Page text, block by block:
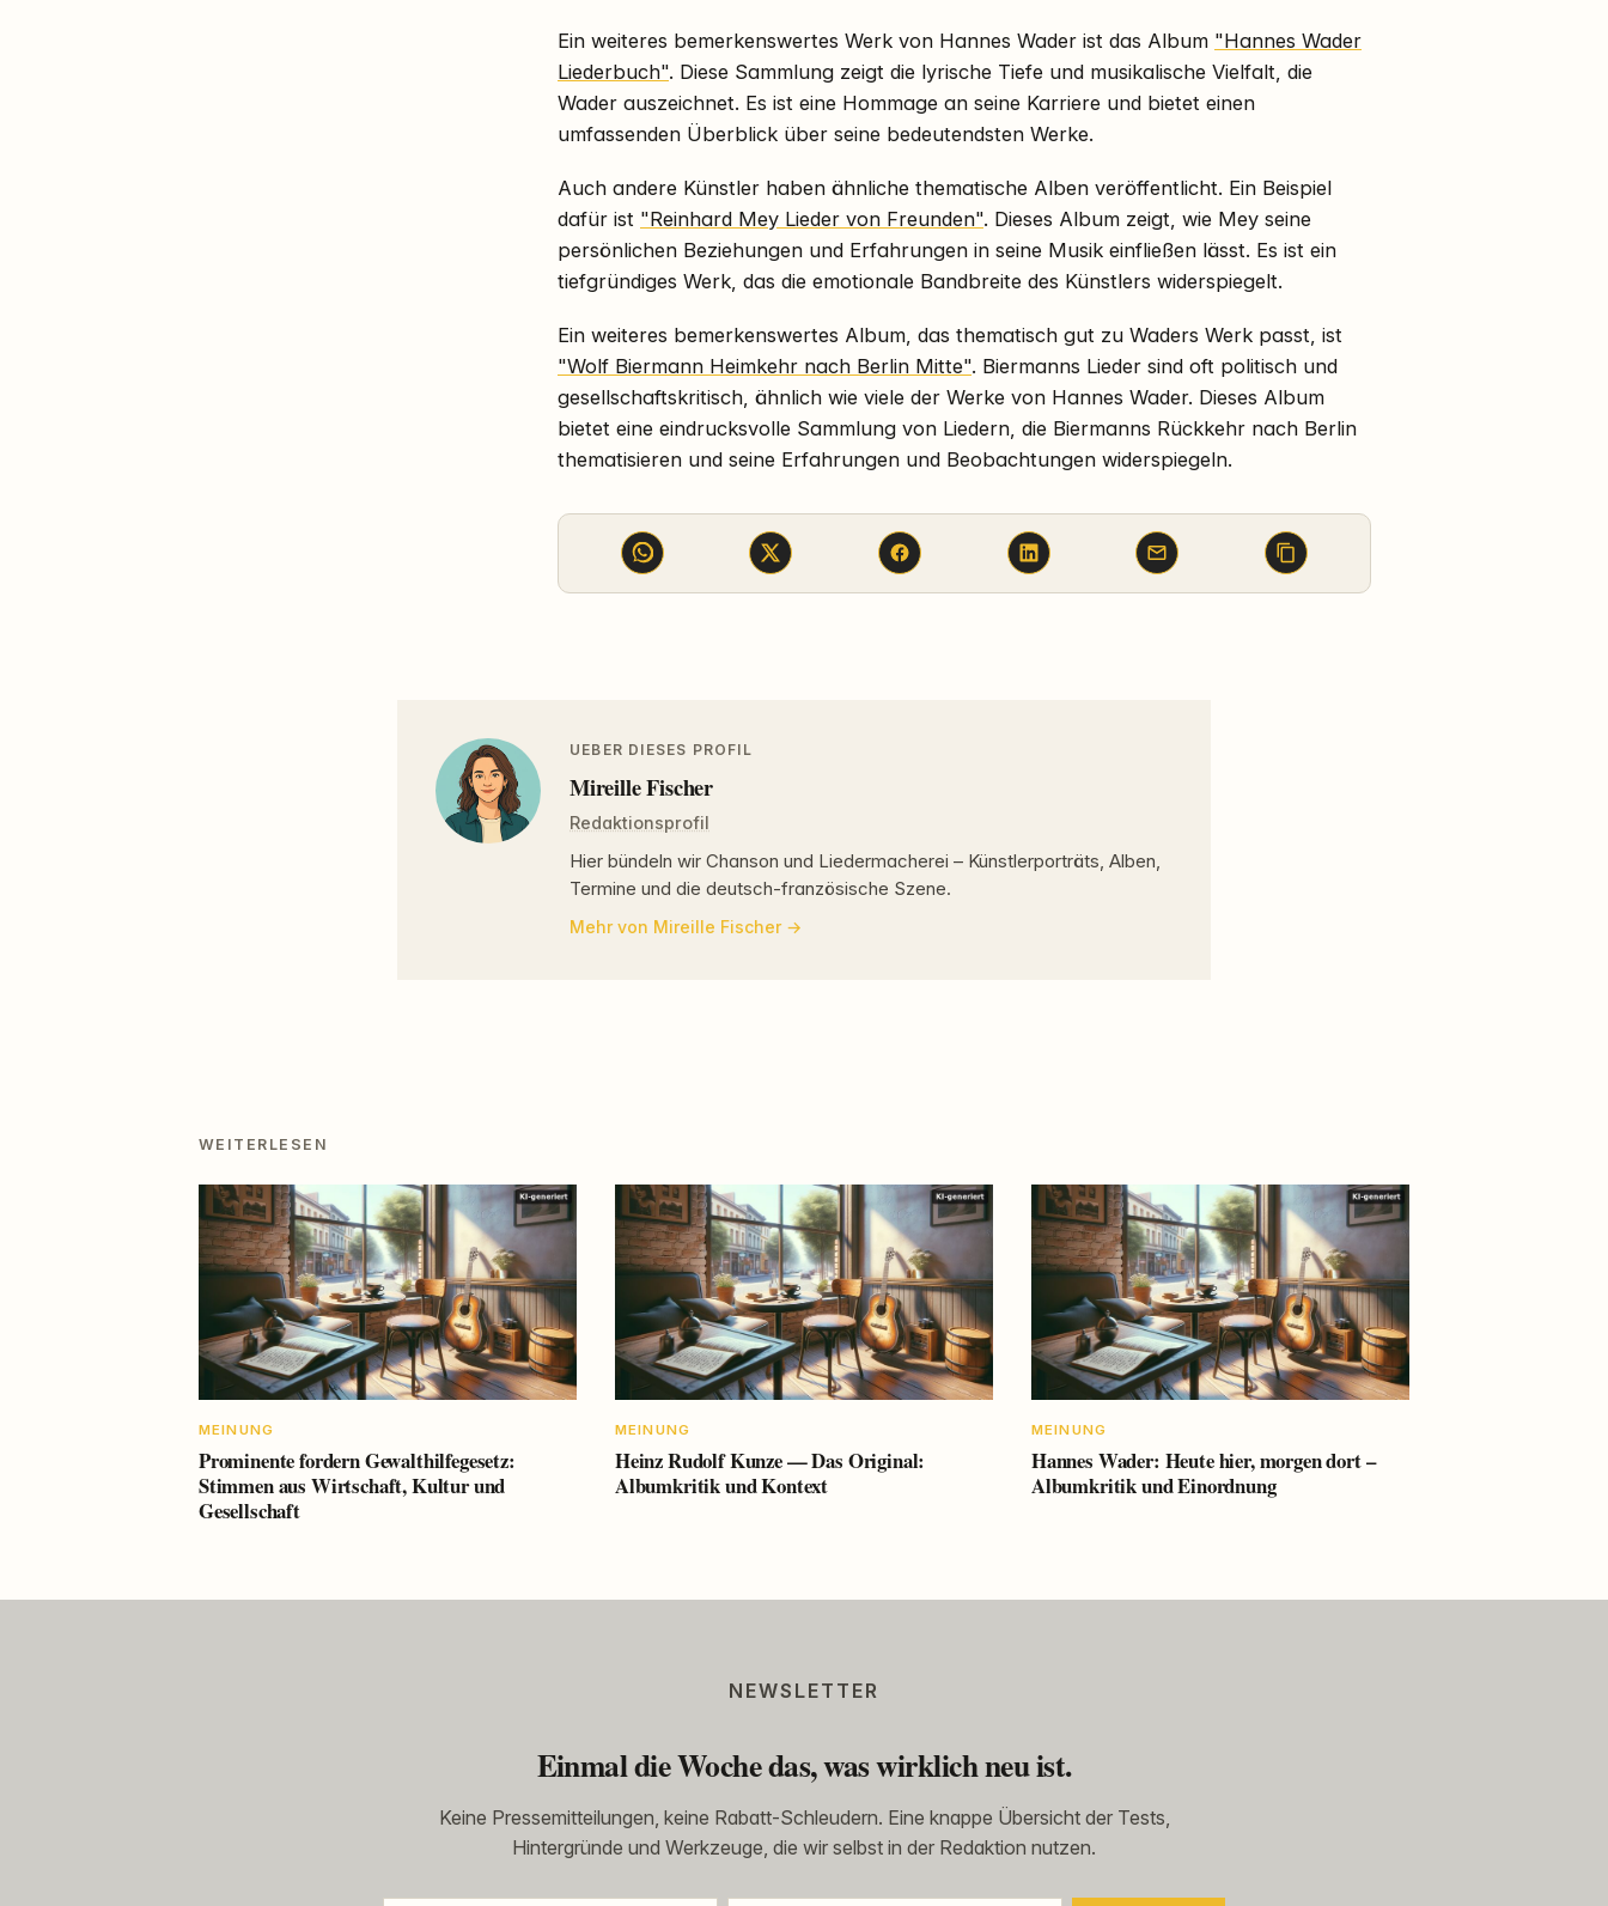
Ein weiteres bemerkenswertes Werk von Hannes Wader ist das Album "Hannes Wader
Liederbuch". Diese Sammlung zeigt die lyrische Tiefe und musikalische Vielfalt, die
Wader auszeichnet. Es ist eine Hommage an seine Karriere und bietet einen
umfassenden Überblick über seine bedeutendsten Werke.
Auch andere Künstler haben ähnliche thematische Alben veröffentlicht. Ein Beispiel
dafür ist "Reinhard Mey Lieder von Freunden". Dieses Album zeigt, wie Mey seine
persönlichen Beziehungen und Erfahrungen in seine Musik einfließen lässt. Es ist ein
tiefgründiges Werk, das die emotionale Bandbreite des Künstlers widerspiegelt.
Ein weiteres bemerkenswertes Album, das thematisch gut zu Waders Werk passt, ist
"Wolf Biermann Heimkehr nach Berlin Mitte". Biermanns Lieder sind oft politisch und
gesellschaftskritisch, ähnlich wie viele der Werke von Hannes Wader. Dieses Album
bietet eine eindrucksvolle Sammlung von Liedern, die Biermanns Rückkehr nach Berlin
thematisieren und seine Erfahrungen und Beobachtungen widerspiegeln.
UEBER DIESES PROFIL
Mireille Fischer
Redaktionsprofil
Hier bündeln wir Chanson und Liedermacherei – Künstlerporträts, Alben,
Termine und die deutsch-französische Szene.
Mehr von Mireille Fischer
WEITERLESEN
MEINUNG
Prominente fordern Gewalthilfegesetz:
Stimmen aus Wirtschaft, Kultur und
Gesellschaft
MEINUNG
Heinz Rudolf Kunze — Das Original:
Albumkritik und Kontext
MEINUNG
Hannes Wader: Heute hier, morgen dort –
Albumkritik und Einordnung
NEWSLETTER
Einmal die Woche das, was wirklich neu ist.
Keine Pressemitteilungen, keine Rabatt-Schleudern. Eine knappe Übersicht der Tests,
Hintergründe und Werkzeuge, die wir selbst in der Redaktion nutzen.